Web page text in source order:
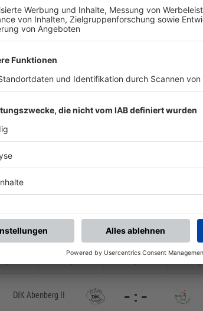
TSG 08 Roth U23 -:-
- -
- - - -
1. FC Schwand II
TSG 08 Roth U23 -:-
- - - -
DJK Abenberg II - : -